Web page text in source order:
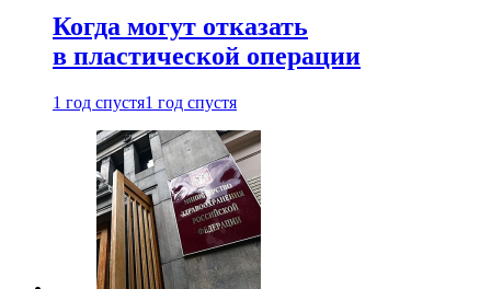
Когда могут отказать
в пластической операции
1 год спустя1 год спустя